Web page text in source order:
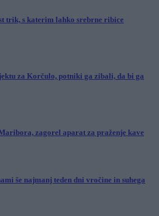
trik, s katerim lahko srebrne ribice
za Korčulo, potniki ga zibali, da bi ga
zagorel aparat za praženje kave
še najmanj teden dni vročine in suhega